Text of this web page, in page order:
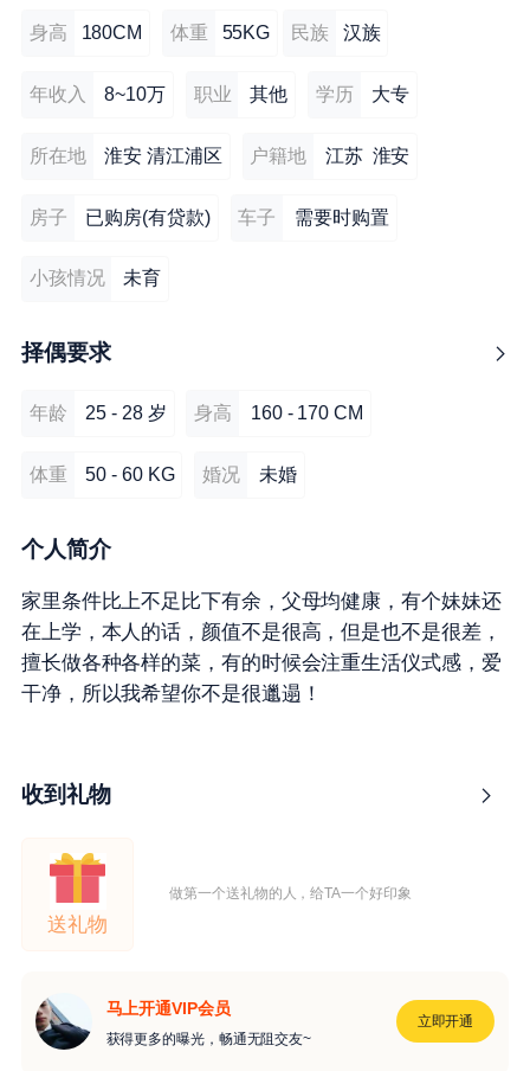
身高 180CM 体重 55KG 民族 汉族
年收入 8~10万 职业 其他 学历 大专
所在地 淮安 清江浦区 户籍地 江苏 淮安
房子 已购房(有贷款) 车子 需要时购置
小孩情况 未育
择偶要求
年龄 25 - 28 岁 身高 160 - 170 CM
体重 50 - 60 KG 婚况 未婚
个人简介
家里条件比上不足比下有余，父母均健康，有个妹妹还
在上学，本人的话，颜值不是很高，但是也不是很差，
擅长做各种各样的菜，有的时候会注重生活仪式感，爱
干净，所以我希望你不是很邋遢！
收到礼物
送礼物
做第一个送礼物的人，给TA一个好印象
马上开通VIP会员
获得更多的曝光，畅通无阻交友~
立即开通